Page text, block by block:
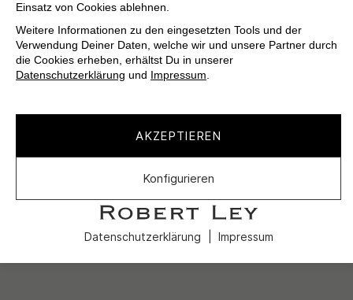
Einsatz von Cookies ablehnen.
Weitere Informationen zu den eingesetzten Tools und der
Verwendung Deiner Daten, welche wir und unsere Partner durch
die Cookies erheben, erhältst Du in unserer
Datenschutzerklärung und Impressum.
AKZEPTIEREN
Konfigurieren
Datenschutzerklärung Impressum